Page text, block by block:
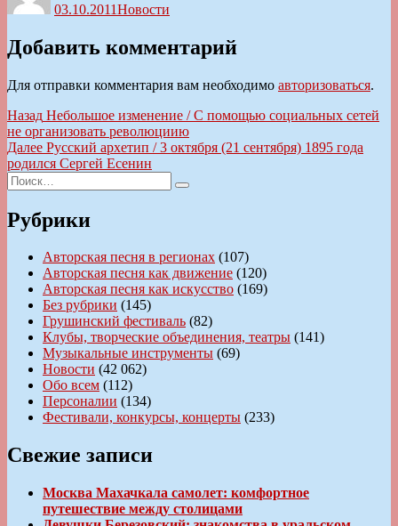
03.10.2011Новости
Добавить комментарий
Для отправки комментария вам необходимо авторизоваться.
Навигация
по
записям
Назад Предыдущая
запись:
Небольшое изменение / С помощью социальных сетей
не организовать революциию
Далее Следующая
запись:
Русский архетип / 3 октября (21 сентября) 1895 года
родился Сергей Есенин
Искать:
Поиск
Рубрики
Авторская песня в регионах (107)
Авторская песня как движение (120)
Авторская песня как искусство (169)
Без рубрики (145)
Грушинский фестиваль (82)
Клубы, творческие объединения, театры (141)
Музыкальные инструменты (69)
Новости (42 062)
Обо всем (112)
Персоналии (134)
Фестивали, конкурсы, концерты (233)
Свежие записи
Москва Махачкала самолет: комфортное
путешествие между столицами